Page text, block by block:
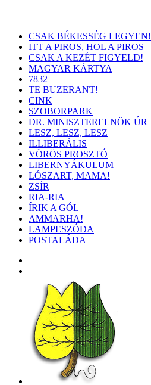
CSAK BÉKESSÉG LEGYEN!
ITT A PIROS, HOL A PIROS
CSAK A KEZÉT FIGYELD!
MAGYAR KÁRTYA
7832
TE BUZERANT!
CINK
SZOBORPARK
DR. MINISZTERELNÖK ÚR
LESZ, LESZ, LESZ
ILLIBERÁLIS
VÖRÖS PROSZTÓ
LIBERNYÁKULUM
LÓSZART, MAMA!
ZSÍR
RIA-RIA
ÍRIK A GÓL
AMMARHA!
LAMPESZÓDA
POSTALÁDA